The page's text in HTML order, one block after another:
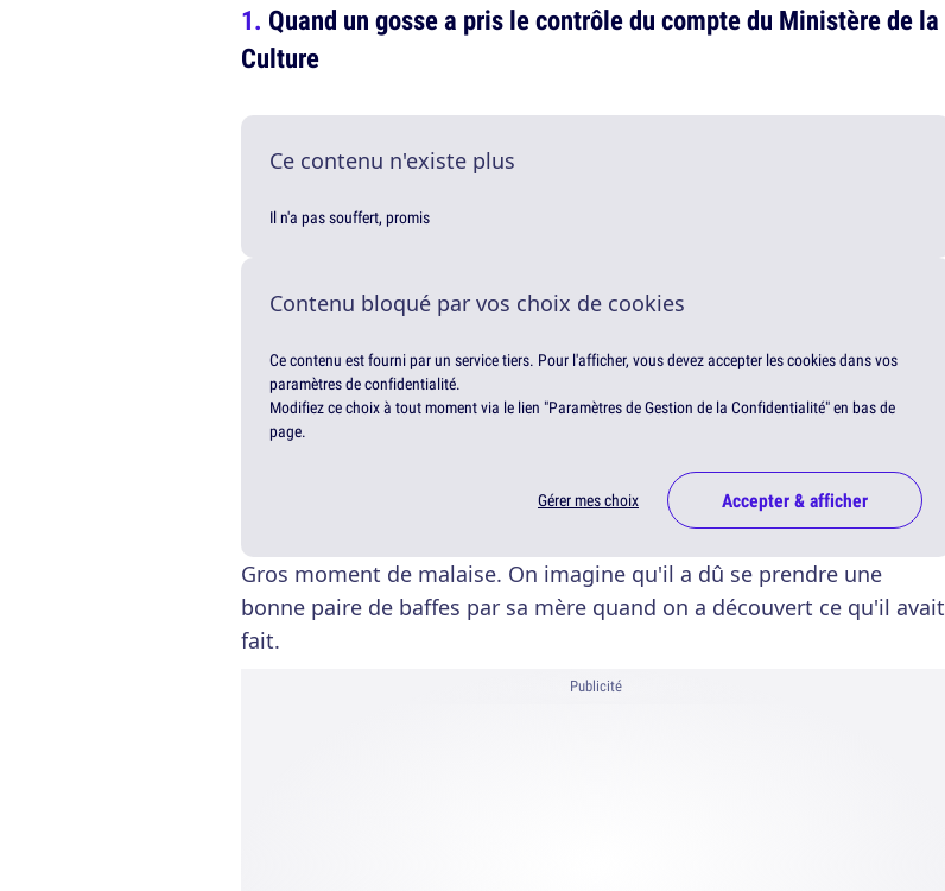
Quand un gosse a pris le contrôle du compte du Ministère de la
Culture
Ce contenu n'existe plus
Il n'a pas souffert, promis
Contenu bloqué par vos choix de cookies
Ce contenu est fourni par un service tiers. Pour l'afficher, vous devez accepter les cookies dans vos
paramètres de confidentialité.
Modifiez ce choix à tout moment via le lien "Paramètres de Gestion de la Confidentialité" en bas de
page.
Gérer mes choix Accepter & afficher
Gros moment de malaise. On imagine qu'il a dû se prendre une
bonne paire de baffes par sa mère quand on a découvert ce qu'il avait
fait.
Publicité